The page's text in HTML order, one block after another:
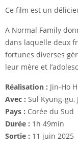
Ce film est un
A Normal Family
dans laquelle deux
fortunes diverses
leur mère et
Réalisation : Jin-Ho
Avec : Sul Kyung-gu,
Pays : Corée du Sud
Durée : 1h 49min
Sortie : 11 juin 2025